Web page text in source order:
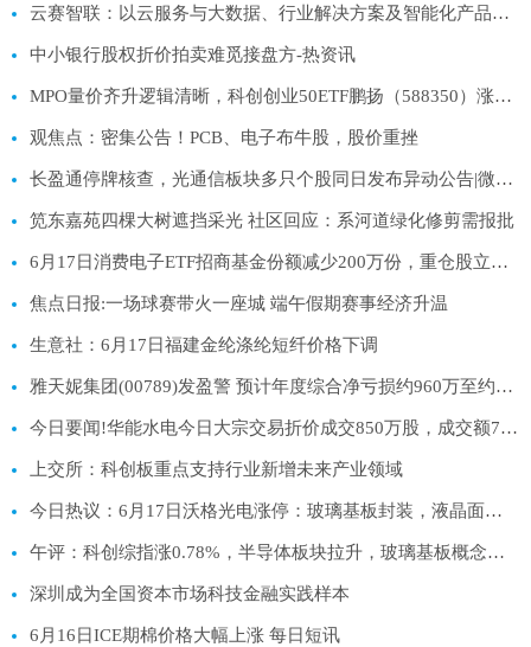
云赛智联：以云服务与大数据、行业解决方案及智能化产品等三大板块为核心业务
中小银行股权折价拍卖难觅接盘方-热资讯
MPO量价齐升逻辑清晰，科创创业50ETF鹏扬（588350）涨2.32%_当前热议
观焦点：密集公告！PCB、电子布牛股，股价重挫
长盈通停牌核查，光通信板块多只个股同日发布异动公告|微动态
笕东嘉苑四棵大树遮挡采光 社区回应：系河道绿化修剪需报批
6月17日消费电子ETF招商基金份额减少200万份，重仓股立讯精密、寒武纪、工业富联 最资讯
焦点日报:一场球赛带火一座城 端午假期赛事经济升温
生意社：6月17日福建金纶涤纶短纤价格下调
雅天妮集团(00789)发盈警 预计年度综合净亏损约960万至约1000万港元 同比盈转亏 每日资讯
今日要闻!华能水电今日大宗交易折价成交850万股，成交额7905万元
上交所：科创板重点支持行业新增未来产业领域
今日热议：6月17日沃格光电涨停：玻璃基板封装，液晶面板/LCD，MiniLED概念热股
午评：科创综指涨0.78%，半导体板块拉升，玻璃基板概念爆发-每日信息
深圳成为全国资本市场科技金融实践样本
6月16日ICE期棉价格大幅上涨 每日短讯